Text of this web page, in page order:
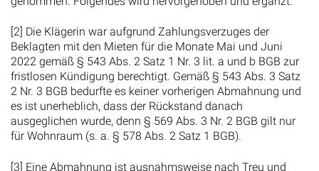
[2] Die Klägerin war aufgrund Zahlungsverzuges der
Beklagten mit den Mieten für die Monate Mai und Juni
2022 gemäß § 543 Abs. 2 Satz 1 Nr. 3 lit. a und b BGB zur
fristlosen Kündigung berechtigt. Gemäß § 543 Abs. 3 Satz
2 Nr. 3 BGB bedurfte es keiner vorherigen Abmahnung und
es ist unerheblich, dass der Rückstand danach
ausgeglichen wurde, denn § 569 Abs. 3 Nr. 2 BGB gilt nur
für Wohnraum (s. a. § 578 Abs. 2 Satz 1 BGB).
[3] Eine Abmahnung ist ausnahmsweise nach Treu und